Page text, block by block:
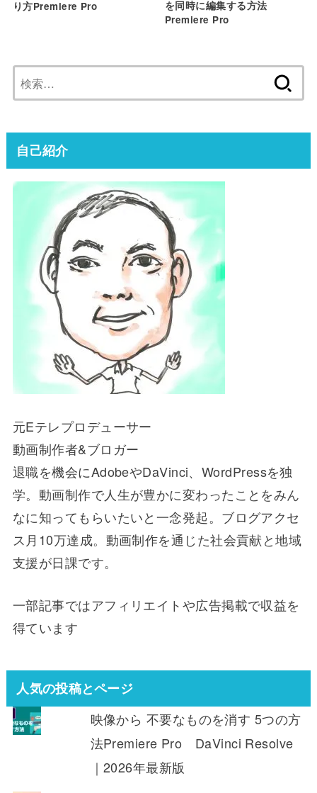
り方Premiere Pro
を同時に編集する方法
Premiere Pro
索:
自己紹介
元Eテレプロデューサー
動画制作者&ブロガー
退職を機会にAdobeやDaVinci、WordPressを独
学。動画制作で人生が豊かに変わったことをみん
なに知ってもらいたいと一念発起。ブログアクセ
ス月10万達成。動画制作を通じた社会貢献と地域
支援が日課です。
一部記事ではアフィリエイトや広告掲載で収益を
得ています
人気の投稿とページ
映像から 不要なものを消す 5つの方
法Premiere Pro DaVinci Resolve
｜2026年最新版